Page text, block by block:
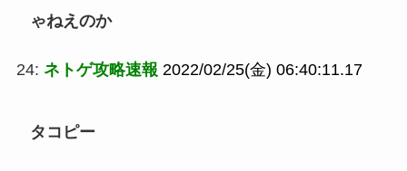
ゃねえのか
24: ネトゲ攻略速報 2022/02/25(金) 06:40:11.17
タコピー